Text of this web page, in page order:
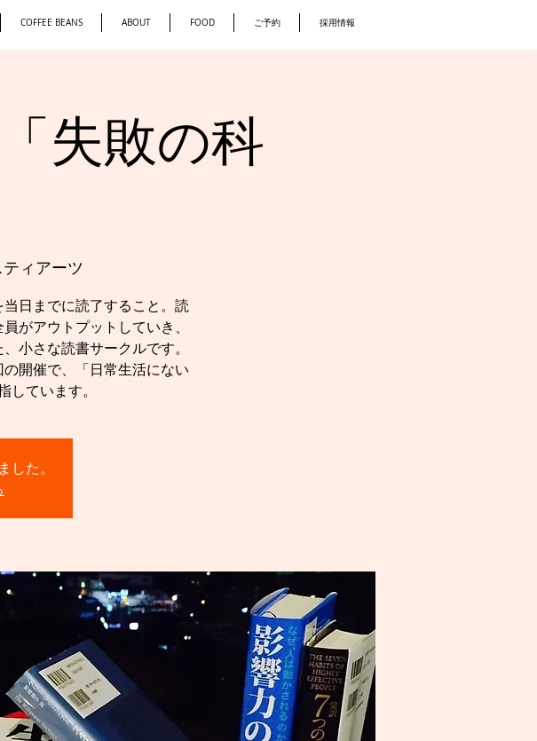
COFFEE BEANS ABOUT FOOD ご予約 採用情報
失敗の科
ィアーツ
日までに読了すること。読
がアウトプットしていき、
小さな読書サークルです。
開催で、「日常生活にない
ています。
た。